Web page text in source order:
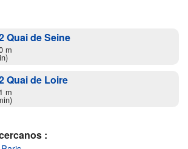
Quai de Seine
m
Quai de Loire
m
: